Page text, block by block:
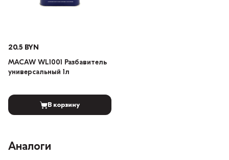
20.5 BYN
MACAW WL1001 Разбавитель
универсальный 1л
В корзину
Аналоги